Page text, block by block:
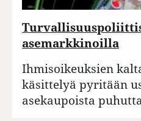
asemarkkinoilla
Ihmisoikeuksien
käsittelyä pyritään
asekaupoista